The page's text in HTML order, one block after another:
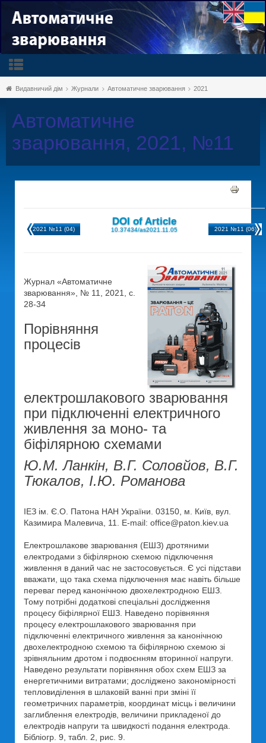
Видавничий дім Журнали Автоматичне зварювання 2021
Автоматичне
зварювання, 2021, №11
2021 №11 (04)
DOI of Article
10.37434/as2021.11.05 2021 №11 (06)
Журнал «Автоматичне
зварювання», № 11, 2021, с.
28-34
Порівняння
процесів
електрошлакового зварювання
при підключенні електричного
живлення за моно- та
біфілярною схемами
Ю.М. Ланкін, В.Г. Соловйов, В.Г.
Тюкалов, І.Ю. Романова
ІЕЗ ім. Є.О. Патона НАН України. 03150, м. Київ, вул.
Казимира Малевича, 11. E-mail: office@paton.kiev.ua
Електрошлакове зварювання (ЕШЗ) дротяними
електродами з біфілярною схемою підключення
живлення в даний час не застосовується. Є усі підстави
вважати, що така схема підключення має навіть більше
переваг перед канонічною двохелектродною ЕШЗ.
Тому потрібні додаткові спеціальні дослідження
процесу біфілярної ЕШЗ. Наведено порівняння
процесу електрошлакового зварювання при
підключенні електричного живлення за канонічною
двохелектродною схемою та біфілярною схемою зі
зрівняльним дротом і подвоєнням вторинної напруги.
Наведено результати порівняння обох схем ЕШЗ за
енергетичними витратами; досліджено закономірності
тепловиділення в шлаковій ванні при зміні її
геометричних параметрів, координат місць і величини
заглиблення електродів, величини прикладеної до
електродів напруги та швидкості подання електрода.
Бібліогр. 9, табл. 2, рис. 9.